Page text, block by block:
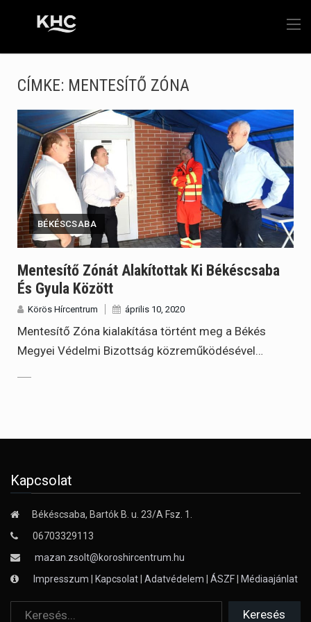
CÍMKE: MENTESÍTŐ ZÓNA
BÉKÉSCSABA
Mentesítő Zónát Alakítottak Ki Békéscsaba
És Gyula Között
Körös Hírcentrum április 10, 2020
Mentesítő Zóna kialakítása történt meg a Békés
Megyei Védelmi Bizottság közreműködésével…
Kapcsolat
Békéscsaba, Bartók B. u. 23/A Fsz. 1.
06703329113
mazan.zsolt@koroshircentrum.hu
Impresszum
Kapcsolat Adatvédelem ÁSZF Médiaajánlat